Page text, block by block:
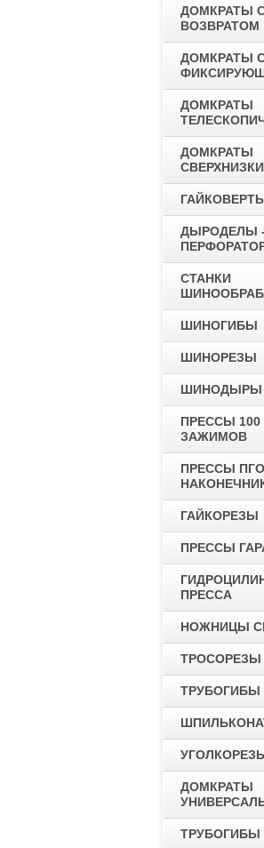
ДОМКРАТЫ
ВОЗВРАТОМ
ДОМКРАТЫ
ДОМКРАТЫ
ДОМКРАТЫ
ДЫРОДЕЛЫ
СТАНКИ
ШИНОГИБЫ
ШИНОРЕЗЫ
ШИНОДЫРЫ
ПРЕССЫ
ЗАЖИМОВ
ПРЕССЫ
ГАЙКОРЕЗЫ
ПРЕССЫ
ПРЕССА
НОЖНИЦЫ
ТРОСОРЕЗЫ
ТРУБОГИБЫ
ДОМКРАТЫ
ТРУБОГИБЫ